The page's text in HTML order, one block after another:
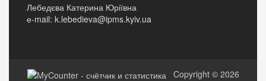
Лебедєва Катерина Юріївна
е-mail: k.lebedieva@ipms.kyiv.ua
Copyright © 2026